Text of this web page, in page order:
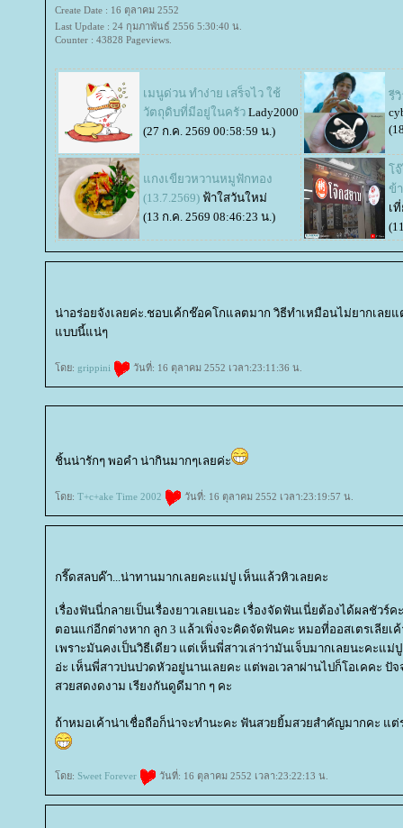
Create Date : 16 ตุลาคม 2552
Last Update : 24 กุมภาพันธ์ 2556 5:30:40 น.
Counter : 43828 Pageviews.
เมนูด่วน ทำง่าย เสร็จไว ใช้
วัตถุดิบที่มีอยู่ในครัว Lady2000
(27 ก.ค. 2569 00:58:59 น.)
รี
กงเขียวหวานหมูฟักทอง
(13.7.2569) ฟ้าใสวันใหม่
(13 ก.ค. 2569 08:46:23 น.)
จ๊
ข้
เ
น่าอร่อยจังเลยค่ะ.ชอบเค้กช๊อคโกแลตมาก วิธีทำเหมือนไม่ยากเลย
บบนี้แน่ๆ
ดย: grippini วันที่: 16 ตุลาคม 2552 เวลา:23:11:36 น.
ชิ้นน่ารักๆ พอคำ น่ากินมากๆเลยค่ะ
ดย: T+c+ake Time 2002 วันที่: 16 ตุลาคม 2552 เวลา:23:19:57 น.
กรี๊ดสลบค๊า...น่าทานมากเลยคะแม่ปู เห็นแล้วหิวเลยคะ
เรื่องฟันนี่กลายเป็นเรื่องยาวเลยเนอะ เรื่องจัดฟันเนี่ยต้องได้ผลชัว
ตอนแก่อีกต่างหาก ลูก 3 แล้วเพิ่งจะคิดจัดฟันคะ หมอที่ออสเตรเลียเ
เพราะมันคงเป็นวิธีเดียว แต่เห็นพี่สาวเล่าว่ามันเจ็บมากเลยนะคะแม่
อ่ะ เห็นพี่สาวบ่นปวดหัวอยู่นานเลยคะ แต่พอเวลาผ่านไปก็โอเคคะ ปั
สวยสดงดงาม เรียงกันดูดีมาก ๆ คะ
ถ้าหมอเค้าน่าเชื่อถือก็น่าจะทำนะคะ ฟันสวยยิ้มสวยสำคัญมากคะ แต่
ดย: Sweet Forever วันที่: 16 ตุลาคม 2552 เวลา:23:22:13 น.